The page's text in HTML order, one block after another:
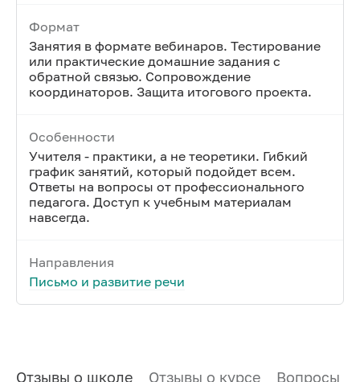
Формат
Занятия в формате вебинаров. Тестирование
или практические домашние задания с
обратной связью. Сопровождение
координаторов. Защита итогового проекта.
Особенности
Учителя - практики, а не теоретики. Гибкий
график занятий, который подойдет всем.
Ответы на вопросы от профессионального
педагога. Доступ к учебным материалам
навсегда.
Направления
Письмо и развитие речи
Отзывы о школе Отзывы о курсе Вопросы и